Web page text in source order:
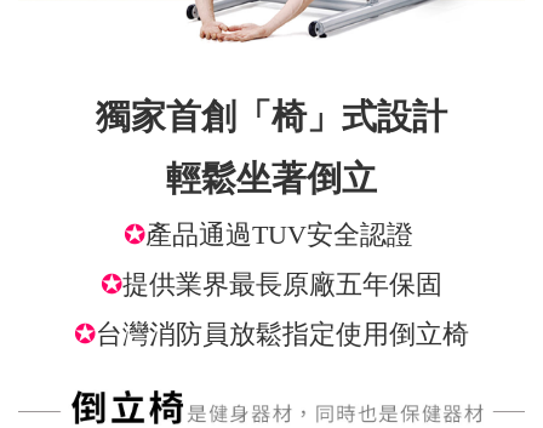
獨家首創「椅」式設計
輕鬆坐著倒立
✪產品通過TUV安全認證
✪提供業界最長原廠五年保固
✪台灣消防員放鬆指定使用倒立椅